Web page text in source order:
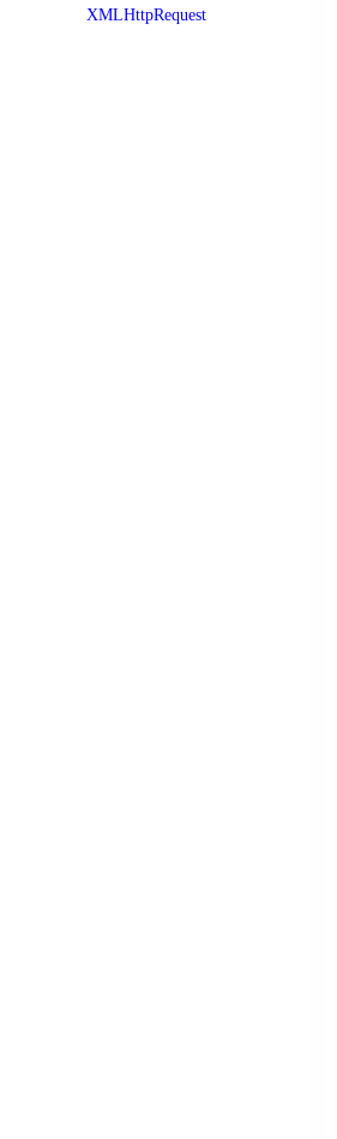
XMLHttpRequest